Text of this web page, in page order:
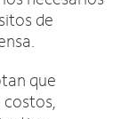
de
que
costos,